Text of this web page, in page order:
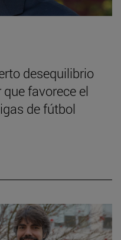
desequilibrio
favorece el
de fútbol